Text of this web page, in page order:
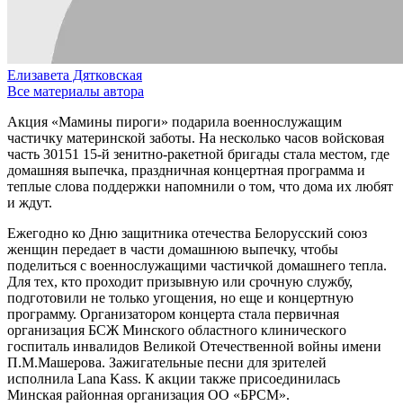
Елизавета Дятковская
Все материалы автора
Акция «Мамины пироги» подарила военнослужащим
частичку материнской заботы. На несколько часов войсковая
часть 30151 15-й зенитно-ракетной бригады стала местом, где
домашняя выпечка, праздничная концертная программа и
теплые слова поддержки напомнили о том, что дома их любят
и ждут.
Ежегодно ко Дню защитника отечества Белорусский союз
женщин передает в части домашнюю выпечку, чтобы
поделиться с военнослужащими частичкой домашнего тепла.
Для тех, кто проходит призывную или срочную службу,
подготовили не только угощения, но еще и концертную
программу. Организатором концерта стала первичная
организация БСЖ Минского областного клинического
госпиталь инвалидов Великой Отечественной войны имени
П.М.Машерова. Зажигательные песни для зрителей
исполнила Lana Kass. К акции также присоединилась
Минская районная организация ОО «БРСМ».